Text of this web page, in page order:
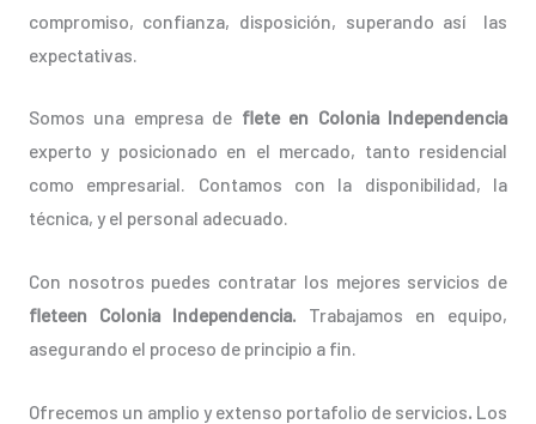
compromiso, confianza, disposición, superando así las
expectativas.
Somos una empresa de flete en Colonia Independencia
experto y posicionado en el mercado, tanto residencial
como empresarial. Contamos con la disponibilidad, la
técnica, y el personal adecuado.
Con nosotros puedes contratar los mejores servicios de
fleteen Colonia Independencia. Trabajamos en equipo,
asegurando el proceso de principio a fin.
Ofrecemos un amplio y extenso portafolio de servicios. Los